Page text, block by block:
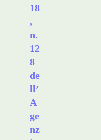
18
,
n.
12
8
de
ll’
A
ge
nz